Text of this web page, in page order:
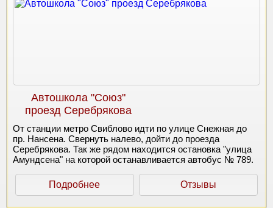
Автошкола "Союз"
проезд Серебрякова
От станции метро Свиблово идти по улице Снежная до
пр. Нансена. Свернуть налево, дойти до проезда
Серебрякова. Так же рядом находится остановка "улица
Амундсена" на которой останавливается автобус № 789.
Подробнее Отзывы